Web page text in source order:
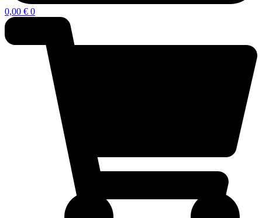
0,00 € 0